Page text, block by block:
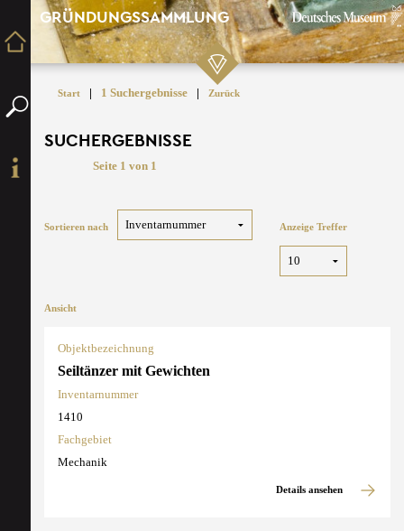
GRÜNDUNGSSAMMLUNG
Start | 1 Suchergebnisse | Zurück
SUCHERGEBNISSE
Seite 1 von 1
Sortieren nach Anzeige Treffer
Ansicht
Objektbezeichnung
Seiltänzer mit Gewichten
Inventarnummer
1410
Fachgebiet
Mechanik
Details ansehen